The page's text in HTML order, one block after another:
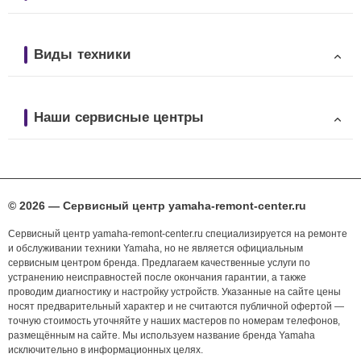
Виды техники
Наши сервисные центры
© 2026 — Сервисный центр yamaha-remont-center.ru
Сервисный центр yamaha-remont-center.ru специализируется на ремонте
и обслуживании техники Yamaha, но не является официальным
сервисным центром бренда. Предлагаем качественные услуги по
устранению неисправностей после окончания гарантии, а также
проводим диагностику и настройку устройств. Указанные на сайте цены
носят предварительный характер и не считаются публичной офертой —
точную стоимость уточняйте у наших мастеров по номерам телефонов,
размещённым на сайте. Мы используем название бренда Yamaha
исключительно в информационных целях.